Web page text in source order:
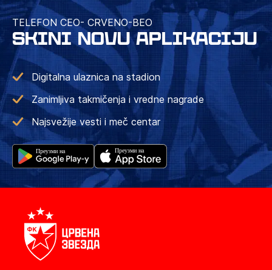
TELEFON CEO- CRVENO-BEO
SKINI NOVU APLIKACIJU
Digitalna ulaznica na stadion
Zanimljiva takmičenja i vredne nagrade
Najsvežije vesti i meč centar